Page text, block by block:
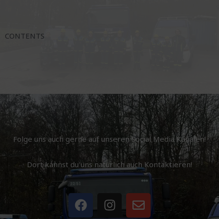
CONTENTS
Folge uns auch gerne auf unseren Social Media Kanälen!
Dort kannst du uns natürlich auch Kontaktieren!
F
a
I
n
E
n